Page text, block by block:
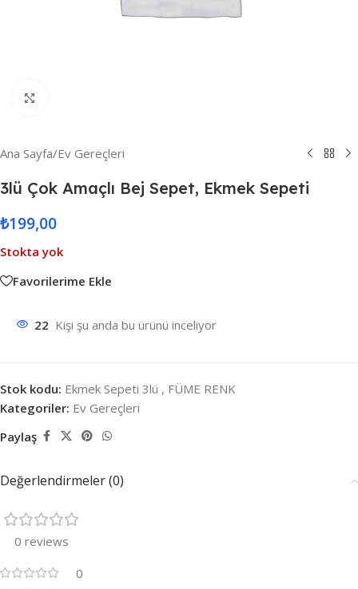
Ana Sayfa/Ev Gereçleri
3lü Çok Amaçlı Bej Sepet, Ekmek Sepeti
₺199,00
Stokta yok
Favorilerime Ekle
22 Kişi şu anda bu ürünü inceliyor
Stok kodu: Ekmek Sepeti 3lü , FÜME RENK
Kategoriler: Ev Gereçleri
Paylaş
Değerlendirmeler (0)
0 reviews
0